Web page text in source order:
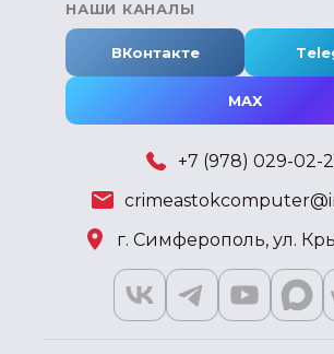
НАШИ КАНАЛЫ
ВКонтакте
MAX
+7 (978) 029-02-
г. Симферополь, ул.